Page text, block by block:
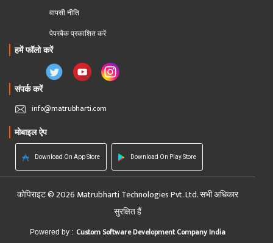
वापसी नीति
पेपरबैक प्रकाशित करें
हमें फॉलो करें
संपर्क करें
info@matrubharti.com
मोबाइल ऐप
Download On App Store Download On Play Store
कोपिराइट © 2026 Matrubharti Technologies Pvt. Ltd. सभी अधिकार
सुरक्षित हैं
Powered by : Custom Software Development Company India